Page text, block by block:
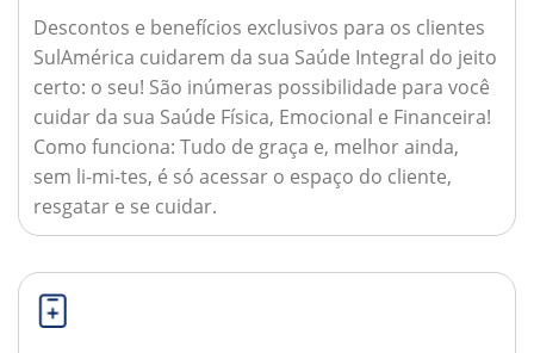
Descontos e benefícios exclusivos para os clientes
SulAmérica cuidarem da sua Saúde Integral do jeito
certo: o seu! São inúmeras possibilidade para você
cuidar da sua Saúde Física, Emocional e Financeira!
Como funciona: Tudo de graça e, melhor ainda,
sem li-mi-tes, é só acessar o espaço do cliente,
resgatar e se cuidar.